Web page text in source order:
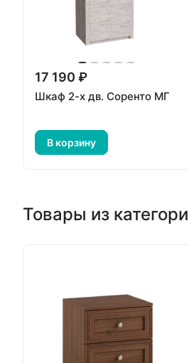
17 190 ₽
Шкаф 2-х дв. Соренто МГ
В корзину
Товары из